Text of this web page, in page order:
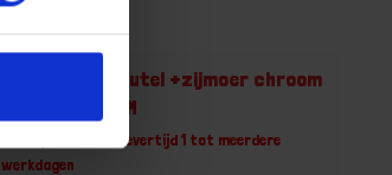
BAHCO Moersleutel +zijmoer chroom
255MM 0-34MM
Niet op voorraad, levertijd 1 tot meerdere
werkdagen